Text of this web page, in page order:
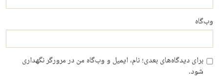
وب‌گاه
برای دیدگاه‌های بعدی؛ نام، ایمیل و وب‌گاه من در مرورگر نگهداری
شود.